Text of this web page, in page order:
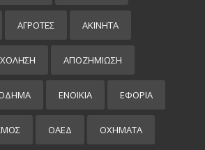
ΑΓΡΟΤΕΣ ΑΚΙΝΗΤΑ
ΑΠΟΖΗΜΙΩΣΗ
ΕΝΟΙΚΙΑ ΕΦΟΡΙΑ
ΟΑΕΔ ΟΧΗΜΑΤΑ